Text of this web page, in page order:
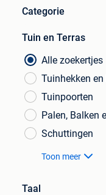
Categorie
Tuin en Terras
Alle zoekertjes
Tuinhekken en
Tuinpoorten
Palen, Balken
Schuttingen
Toon meer
Taal